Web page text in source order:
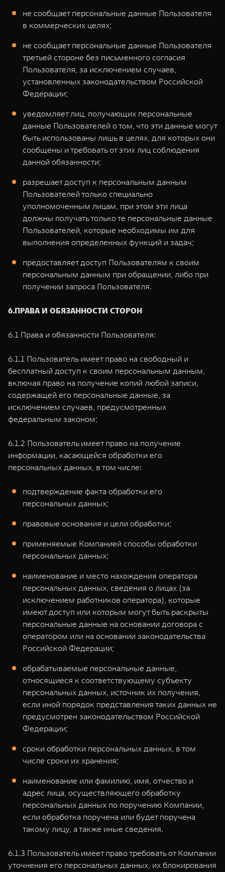
не сообщает персональные данные Пользователя
в коммерческих целях;
не сообщает персональные данные Пользователя
третьей стороне без письменного согласия
Пользователя, за исключением случаев,
установленных законодательством Российской
Федерации;
уведомляет лиц, получающих персональные
данные Пользователей о том, что эти данные могут
быть использованы лишь в целях, для которых они
сообщены и требовать от этих лиц соблюдения
данной обязанности;
разрешает доступ к персональным данным
Пользователей только специально
уполномоченным лицам, при этом эти лица
должны получать только те персональные данные
Пользователей, которые необходимы им для
выполнения определенных функций и задач;
предоставляет доступ Пользователям к своим
персональным данным при обращении, либо при
получении запроса Пользователя.
6.ПРАВА И ОБЯЗАННОСТИ СТОРОН
6.1 Права и обязанности Пользователя:
6.1.1 Пользователь имеет право на свободный и
бесплатный доступ к своим персональным данным,
включая право на получение копий любой записи,
содержащей его персональные данные, за
исключением случаев, предусмотренных
федеральным законом;
6.1.2 Пользователь имеет право на получение
информации, касающейся обработки его
персональных данных, в том числе:
подтверждение факта обработки его
персональных данных;
правовые основания и цели обработки;
применяемые Компанией способы обработки
персональных данных;
наименование и место нахождения оператора
персональных данных, сведения о лицах (за
исключением работников оператора), которые
имеют доступ или которым могут быть раскрыты
персональные данные на основании договора с
оператором или на основании законодательства
Российской Федерации;
обрабатываемые персональные данные,
относящиеся к соответствующему субъекту
персональных данных, источник их получения,
если иной порядок представления таких данных не
предусмотрен законодательством Российской
Федерации;
сроки обработки персональных данных, в том
числе сроки их хранения;
наименование или фамилию, имя, отчество и
адрес лица, осуществляющего обработку
персональных данных по поручению Компании,
если обработка поручена или будет поручена
такому лицу, а также иные сведения.
6.1.3 Пользователь имеет право требовать от Компании
уточнения его персональных данных, их блокирования